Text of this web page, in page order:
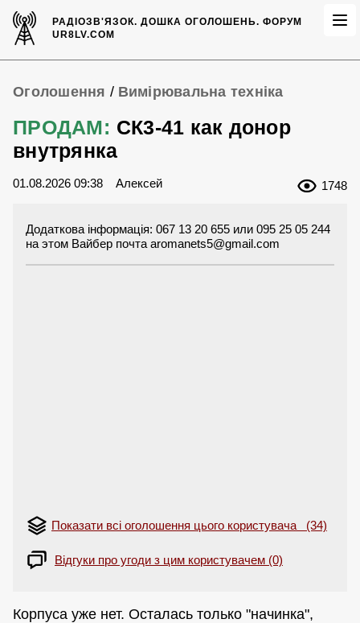
РАДІОЗВ'ЯЗОК.ДОШКА ОГОЛОШЕНЬ. ФОРУМ
UR8LV.COM
Оголошення / Вимірювальна техніка
ПРОДАМ: СК3-41 как донор
внутрянка
01.08.2026 09:38 Алексей 1748
Додаткова інформація: 067 13 20 655 или 095 25 05 244
на этом Вайбер почта aromanets5@gmail.com
Показати всі оголошення цього користувача (34)
Відгуки про угоди з цим користувачем (0)
Корпуса уже нет. Осталась только "начинка",